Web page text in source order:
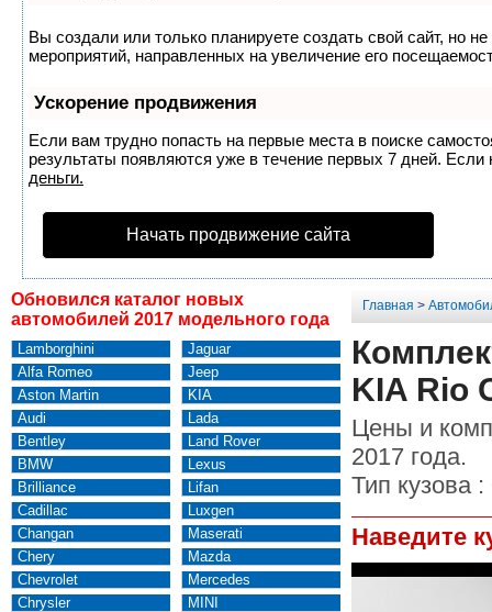
Вы создали или только планируете создать свой сайт, но
мероприятий, направленных на увеличение его
Ускорение продвижения
Если вам трудно попасть на первые места в поиске
результаты появляются уже в течение первых 7 дней.
деньги.
Начать продвижение сайта
Обновился каталог новых
автомобилей 2017 модельного года
Lamborghini
Alfa Romeo
Aston Martin
Audi
Bentley
BMW
Brilliance
Cadillac
Changan
Chery
Chevrolet
Chrysler
Jaguar
Jeep
KIA
Lada
Land Rover
Lexus
Lifan
Luxgen
Maserati
Mazda
Mercedes
MINI
Главная >
KIA Rio
Цены и
2017 года.
Тип кузова :
Наведите